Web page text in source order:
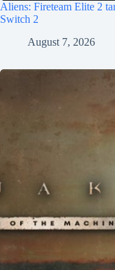
Aliens: Fireteam Elite 2
Switch 2
August 7, 2026